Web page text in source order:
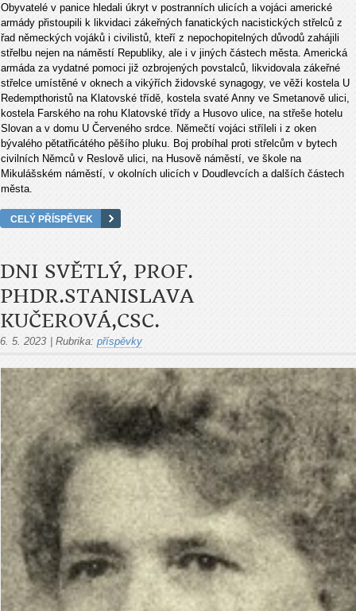
Obyvatelé v panice hledali úkryt v postranních ulicích a vojáci americké
armády přistoupili k likvidaci zákeřných fanatických nacistických střelců z
řad německých vojáků i civilistů, kteří z nepochopitelných důvodů zahájili
střelbu nejen na náměstí Republiky, ale i v jiných částech města. Americká
armáda za vydatné pomoci již ozbrojených povstalců, likvidovala zákeřné
střelce umístěné v oknech a vikýřích židovské synagogy, ve věži kostela U
Redempthoristů na Klatovské třídě, kostela svaté Anny ve Smetanově ulici,
kostela Farského na rohu Klatovské třídy a Husovo ulice, na střeše hotelu
Slovan a v domu U Červeného srdce. Němečtí vojáci stříleli i z oken
bývalého pětatřicátého pěšího pluku. Boj probíhal proti střelcům v bytech
civilních Němců v Reslově ulici, na Husově náměstí, ve škole na
Mikulášském náměstí, v okolních ulicích v Doudlevcích a dalších částech
města.
CELÝ PŘÍSPĚVEK
DNI SVĚTLÝ, PROF.
PHDR.STANISLAVA
KUČEROVÁ,CSC.
6. 5. 2023 | Rubrika: příspěvky